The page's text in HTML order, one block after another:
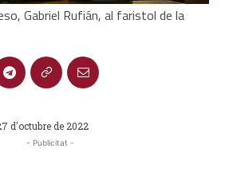
Gabriel Rufián, al faristol de la
d'octubre de 2022
- Publicitat -